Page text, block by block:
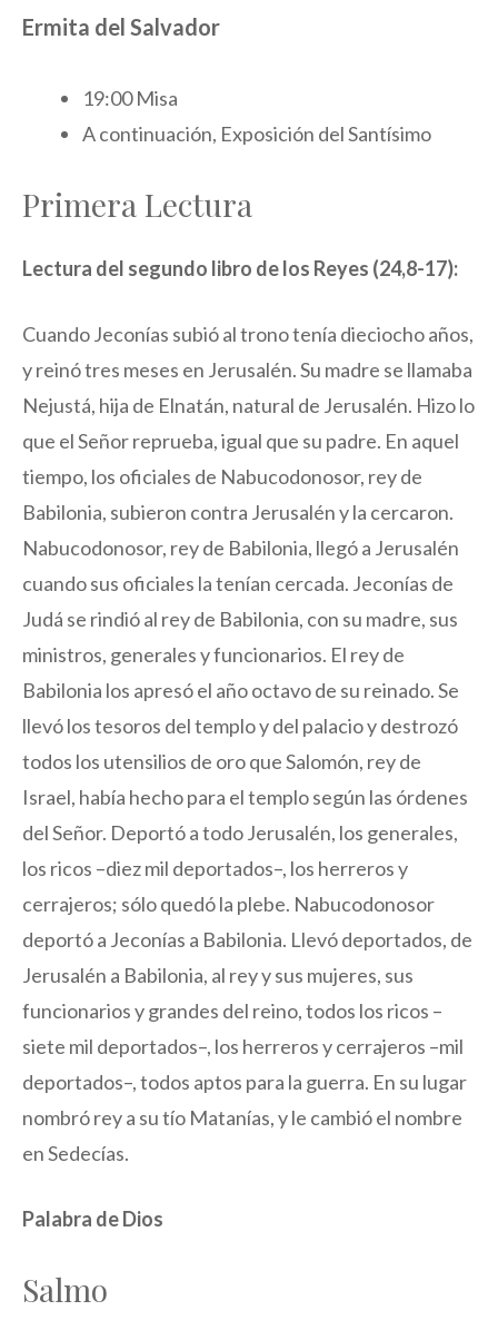
Ermita del Salvador
19:00 Misa
A continuación, Exposición del Santísimo
Primera Lectura
Lectura del segundo libro de los Reyes (24,8-17):
Cuando Jeconías subió al trono tenía dieciocho años,
y reinó tres meses en Jerusalén. Su madre se llamaba
Nejustá, hija de Elnatán, natural de Jerusalén. Hizo lo
que el Señor reprueba, igual que su padre. En aquel
tiempo, los oficiales de Nabucodonosor, rey de
Babilonia, subieron contra Jerusalén y la cercaron.
Nabucodonosor, rey de Babilonia, llegó a Jerusalén
cuando sus oficiales la tenían cercada. Jeconías de
Judá se rindió al rey de Babilonia, con su madre, sus
ministros, generales y funcionarios. El rey de
Babilonia los apresó el año octavo de su reinado. Se
llevó los tesoros del templo y del palacio y destrozó
todos los utensilios de oro que Salomón, rey de
Israel, había hecho para el templo según las órdenes
del Señor. Deportó a todo Jerusalén, los generales,
los ricos –diez mil deportados–, los herreros y
cerrajeros; sólo quedó la plebe. Nabucodonosor
deportó a Jeconías a Babilonia. Llevó deportados, de
Jerusalén a Babilonia, al rey y sus mujeres, sus
funcionarios y grandes del reino, todos los ricos –
siete mil deportados–, los herreros y cerrajeros –mil
deportados–, todos aptos para la guerra. En su lugar
nombró rey a su tío Matanías, y le cambió el nombre
en Sedecías.
Palabra de Dios
Salmo